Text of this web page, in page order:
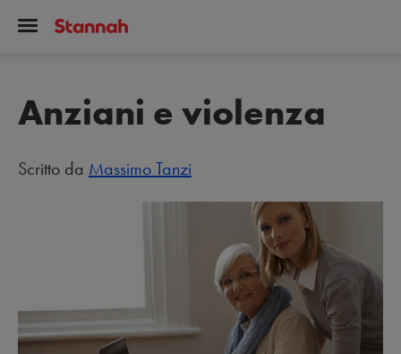
Anziani e violenza
Scritto da Massimo Tanzi